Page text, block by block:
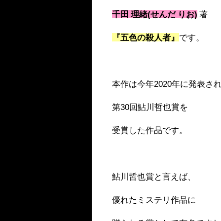
千田 理緒(せんだ りお) 著
『五色の殺人者』 です。
本作は今年2020年に発表さ
第30回鮎川哲也賞を
受賞した作品です。
鮎川哲也賞と言えば、
優れたミステリ作品に